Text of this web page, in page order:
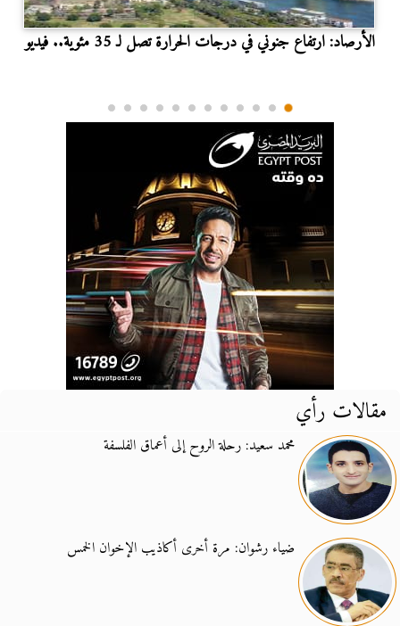
الأرصاد: ارتفاع جنوني في درجات الحرارة تصل لـ 35 مئوية.. فيديو
مقالات رأي
محمد سعيد: رحلة الروح إلى أعماق الفلسفة
ضياء رشوان: مرة أخرى أكاذيب الإخوان الخمس